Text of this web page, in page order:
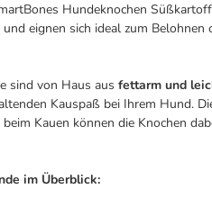
Hundeknochen
und eignen sich ideal zum Belohnen
sind von Haus aus fettarm und
Kauspaß bei Ihrem Hund.
Kauen können die Knochen
im Überblick: